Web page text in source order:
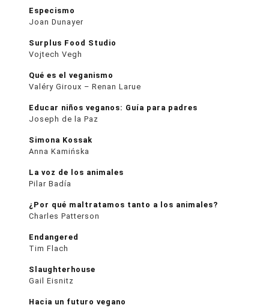
Especismo
Joan Dunayer
Surplus Food Studio
Vojtech Vegh
Qué es el veganismo
Valéry Giroux – Renan Larue
Educar niños veganos: Guía para padres
Joseph de la Paz
Simona Kossak
Anna Kamińska
La voz de los animales
Pilar Badía
¿Por qué maltratamos tanto a los animales?
Charles Patterson
Endangered
Tim Flach
Slaughterhouse
Gail Eisnitz
Hacia un futuro vegano